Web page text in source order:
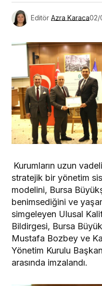
Editör Azra Karaca02/
Kurumların uzun
stratejik bir yönetim
modelini, Bursa
benimsediğini ve
simgeleyen Ulusal
Bildirgesi, Bursa
Mustafa Bozbey ve
Yönetim Kurulu
arasında imzalandı.